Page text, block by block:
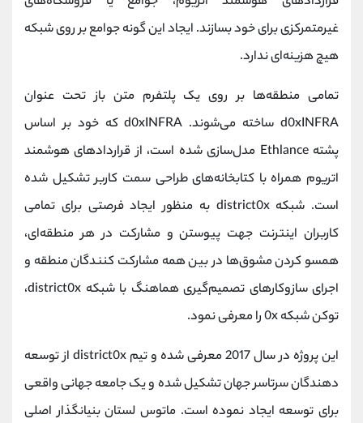
غیرمتمرکزی برای خود بسازند. ایجاد این گونه جوامع بر روی شبکه
هیچ هزینه‌ای ندارد.
تمامی منطقه‌ها بر روی یک پلتفرم متن باز تحت عنوان
d0xINFRA ساخته می‌شوند. d0xINFRA که خود بر اساس
پشته Ethlance مدل‌سازی شده است، از قراردادهای هوشمند
اتریوم همراه با کتابخانه‌های طراحی سمت کاربر تشکیل شده
است. شبکه district0x به منظور ایجاد فرصتی برای تمامی
کاربران اینترنت جهت پیوستن و مشارکت در هر منطقه‌ای،
همسو کردن مشوق‌ها در بین همه مشارکت کنندگان منطقه و
اجرای سازوکارهای تصمیم‌گیری هماهنگ با شبکه district0x،
توکن شبکه 0x را معرفی نمود.
این پروژه در سال 2017 معرفی شده و تیم district0x از توسعه
دهندگان سرتاسر جهان تشکیل شده و یک جامعه جهانی واقعی
برای توسعه ایجاد نموده است. ماتوس لستان بنیانگذار اصلی